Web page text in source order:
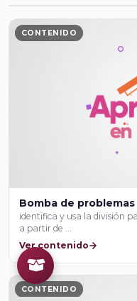
CONTENIDO
Bomba de problemas
identifica y usa la división
a partir de …
Ver contenido
CONTENIDO